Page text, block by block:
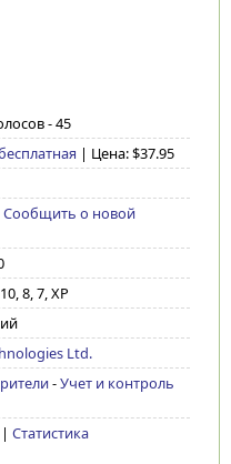
-45
| Цена: $37.95
Сообщить о новой
8, 7, XP
Ltd.
-Учет и контроль
Статистика